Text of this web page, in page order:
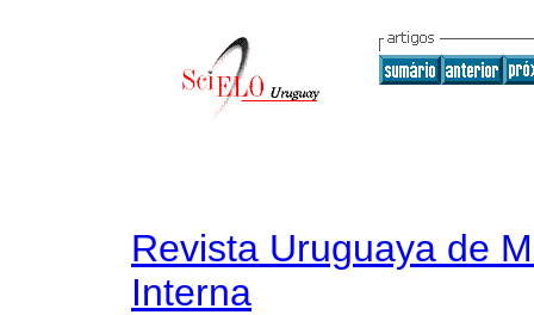
Revista Uruguaya de
Interna